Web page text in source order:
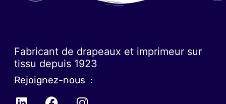
Fabricant de drapeaux et imprimeur sur
tissu depuis 1923
Rejoignez-nous :